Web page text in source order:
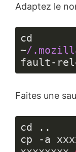
code :
(javascript)
Adaptez le
cd
~/
fault-
code :
(javascript)
Faites une
cd ..
cp -a